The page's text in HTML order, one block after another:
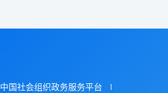
中国社会组织政务服务平台